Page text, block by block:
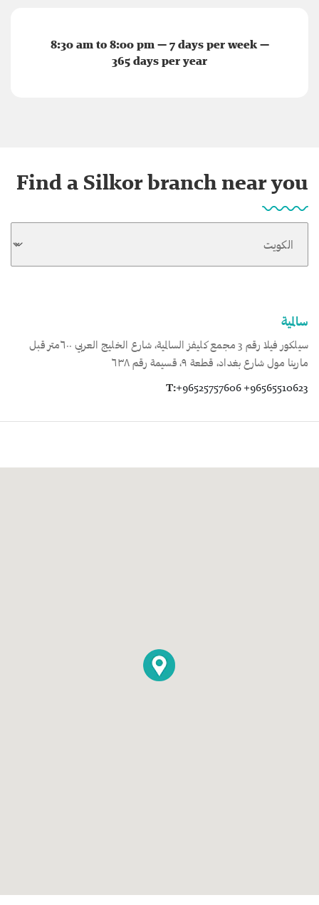
8:30 am to 8:00 pm — 7 days per week —
365 days per year
Find a Silkor branch near you
سالمية
سيلكور فيلا رقم 3 مجمع كليفز السالمية، شارع الخليج العربي ٦٠٠متر قبل
مارينا مول شارع بغداد، قطعة ٩، قسيمة رقم ٦٣٨
T:+96525757606 +96565510623